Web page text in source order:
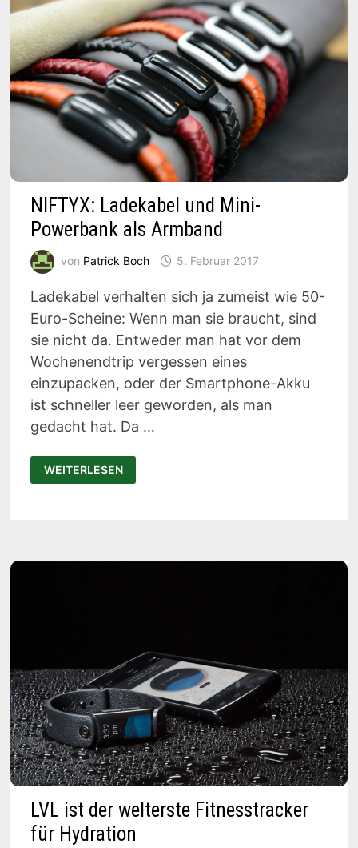
NIFTYX: Ladekabel und Mini-
Powerbank als Armband
von Patrick Boch 5. Februar 2017
Ladekabel verhalten sich ja zumeist wie 50-
Euro-Scheine: Wenn man sie braucht, sind
sie nicht da. Entweder man hat vor dem
Wochenendtrip vergessen eines
einzupacken, oder der Smartphone-Akku
ist schneller leer geworden, als man
gedacht hat. Da …
NIFTYX:
LADEKABEL
UND
WEITERLESEN
LVL ist der welterste Fitnesstracker
für Hydration